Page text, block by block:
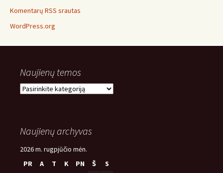
Komentarų RSS srautas
WordPress.org
Naujienų temos
Naujienų
Naujienų archyvas
2026 m. rugpjūčio mėn.
PR
A T K PN Š
S